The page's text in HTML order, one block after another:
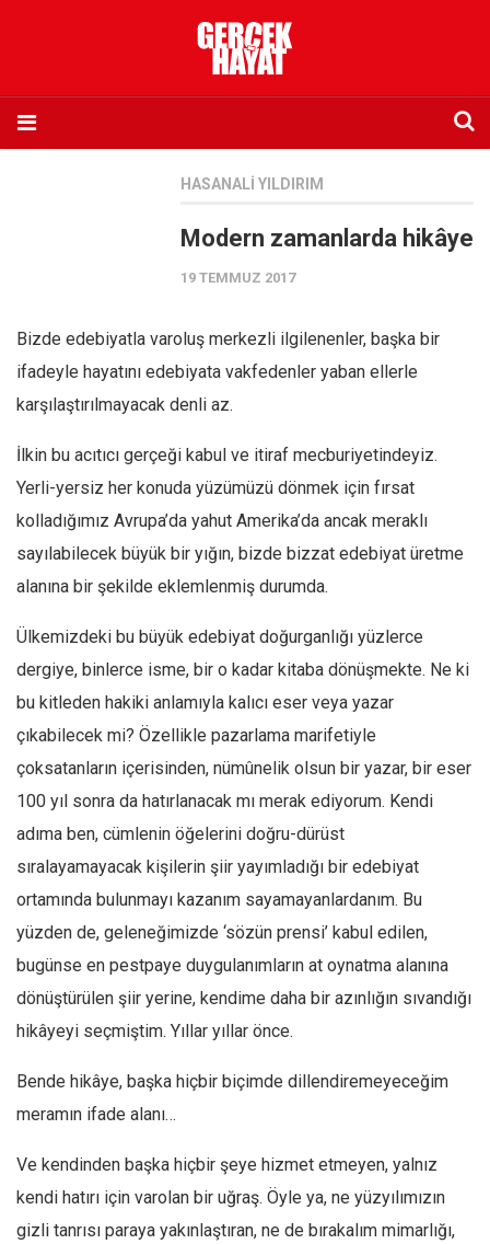
Eksik sayıların temini
Twitter
Kemal Özer
Mahmut Toptaş
Yvonne Ridley
Barış Tarımcıoğlu
Ömer Kayani
Yusuf Armağan
Hasanali Yıldırım
Leyla Şerif Emin
Selçuk Türkyılmaz
Amina S. Jenenkovic
Bağdagül Öz
Esra Elönü
» Yazar arşivi
Bu Sayı
HASANALI YILDIRIM
Modern zamanlarda hikâye
19 TEMMUZ 2017
Bizde edebiyatla varoluş merkezli ilgilenenler, başka bir
ifadeyle hayatını edebiyata vakfedenler yaban ellerle
karşılaştırılmayacak denli az.
İlkin bu acıtıcı gerçeği kabul ve itiraf mecburiyetindeyiz.
Yerli-yersiz her konuda yüzümüzü dönmek için fırsat
kolladığımız Avrupa’da yahut Amerika’da ancak meraklı
sayılabilecek büyük bir yığın, bizde bizzat edebiyat üretme
alanına bir şekilde eklemlenmiş durumda.
Ülkemizdeki bu büyük edebiyat doğurganlığı yüzlerce
dergiye, binlerce isme, bir o kadar kitaba dönüşmekte. Ne ki
bu kitleden hakiki anlamıyla kalıcı eser veya yazar
çıkabilecek mi? Özellikle pazarlama marifetiyle
çoksatanların içerisinden, nümûnelik olsun bir yazar, bir eser
100 yıl sonra da hatırlanacak mı merak ediyorum. Kendi
adıma ben, cümlenin öğelerini doğru-dürüst
sıralayamayacak kişilerin şiir yayımladığı bir edebiyat
ortamında bulunmayı kazanım sayamayanlardanım. Bu
yüzden de, geleneğimizde ‘sözün prensi’ kabul edilen,
bugünse en pestpaye duygulanımların at oynatma alanına
dönüştürülen şiir yerine, kendime daha bir azınlığın sıvandığı
hikâyeyi seçmiştim. Yıllar yıllar önce.
Bende hikâye, başka hiçbir biçimde dillendiremeyeceğim
meramın ifade alanı…
Ve kendinden başka hiçbir şeye hizmet etmeyen, yalnız
kendi hatırı için varolan bir uğraş. Öyle ya, ne yüzyılımızın
gizli tanrısı paraya yakınlaştıran, ne de bırakalım mimarlığı,